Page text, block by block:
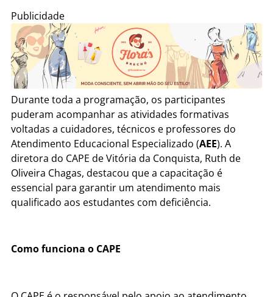
Publicidade
Durante toda a programação, os participantes
puderam acompanhar as atividades formativas
voltadas a cuidadores, técnicos e professores do
Atendimento Educacional Especializado (AEE). A
diretora do CAPE de Vitória da Conquista, Ruth de
Oliveira Chagas, destacou que a capacitação é
essencial para garantir um atendimento mais
qualificado aos estudantes com deficiência.
Como funciona o CAPE